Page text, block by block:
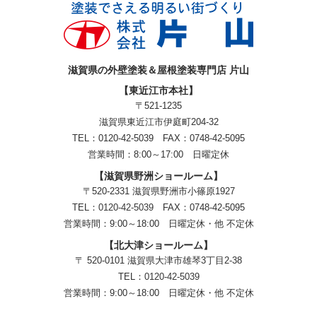
滋賀県の外壁塗装＆屋根塗装専門店 片山
【東近江市本社】
〒521-1235
滋賀県東近江市伊庭町204-32
TEL：0120-42-5039 FAX：0748-42-5095
営業時間：8:00～17:00 日曜定休
【滋賀県野洲ショールーム】
〒520-2331 滋賀県野洲市小篠原1927
TEL： 0120-42-5039 FAX：0748-42-5095
営業時間：9:00～18:00
日曜定休・他 不定休
【北大津ショールーム】
〒 520-0101 滋賀県大津市雄琴3丁目2-38
TEL： 0120-42-5039
営業時間：9:00～18:00
日曜定休・他 不定休